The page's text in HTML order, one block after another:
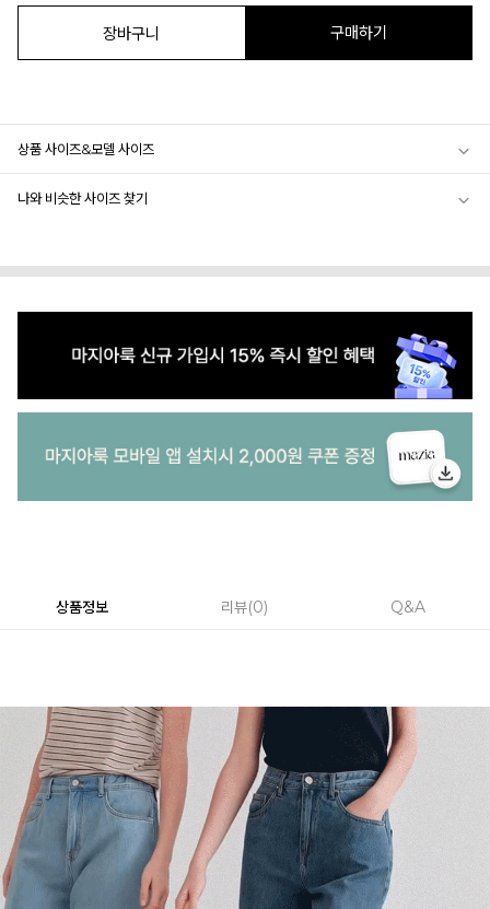
장바구니 구매하기
상품 사이즈&모델 사이즈
나와 비슷한 사이즈 찾기
상품정보 리뷰 0 Q&A